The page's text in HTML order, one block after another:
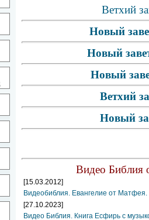
Ветхий
Новый
Новый
Новый
Ветхий
Новый
Видео Библия
[15.03.2012]
Видеобиблия. Евангелие от Матфея.
[27.10.2023]
Видео Библия. Книга Есфирь с